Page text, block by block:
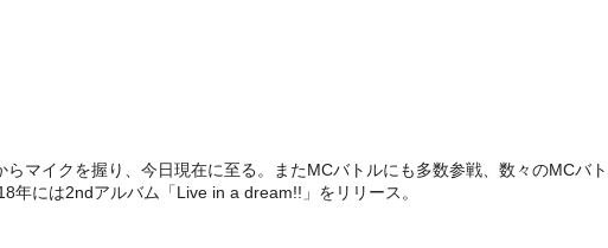
マイクを握り、今日現在に至る。またMCバトルにも多数参戦、数々のMCバ
年には2ndアルバム「Live in a dream!!」をリリース。